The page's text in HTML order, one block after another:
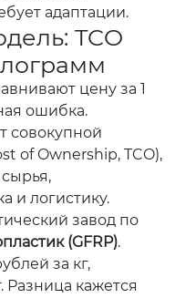
адаптации.
TCO
цену за 1
ошибка.
совокупной
of Ownership, TCO),
и логистику.
завод по
(GFRP).
за кг,
Разница кажется